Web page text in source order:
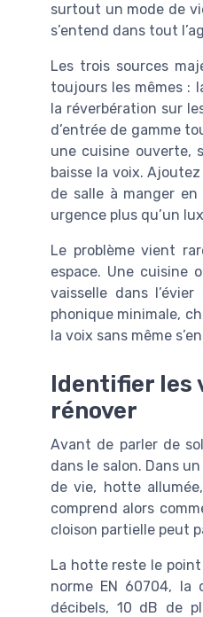
surtout un mode de
s’entend dans tout
Les trois sources
toujours les mêmes :
la réverbération sur
d’entrée de gamme
une cuisine ouverte,
baisse la voix.
de salle à manger
urgence plus qu’un
Le problème vient
espace. Une cuisine
vaisselle dans
phonique minimale,
la voix sans même
Identifier les
rénover
Avant de parler de
dans le salon. Dans
de vie, hotte
comprend alors
cloison partielle peut
La hotte reste le
norme EN 60704, la
décibels, 10 dB de